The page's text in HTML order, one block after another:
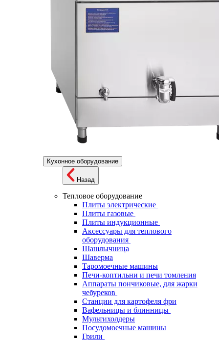
Кухонное оборудование
Назад
Тепловое оборудование
Плиты электрические
Плиты газовые
Плиты индукционные
Аксессуары для теплового
оборудования
Шашлычница
Шаверма
Таромоечные машины
Печи-коптильни и печи томления
Аппараты пончиковые, для жарки
чебуреков
Станции для картофеля фри
Вафельницы и блинницы
Мультихолдеры
Посудомоечные машины
Грили